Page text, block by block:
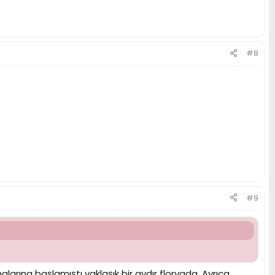
#8
#9